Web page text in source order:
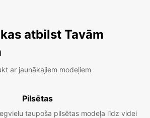
atbilst Tavām
ar jaunākajiem modeļiem
Pilsētas
taupoša pilsētas modeļa līdz videi